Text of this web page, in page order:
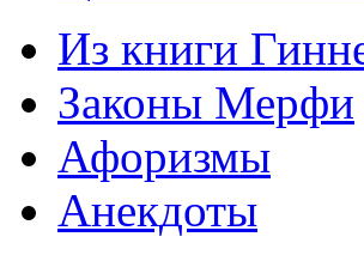
Из книги
Законы Мерфи
Афоризмы
Анекдоты